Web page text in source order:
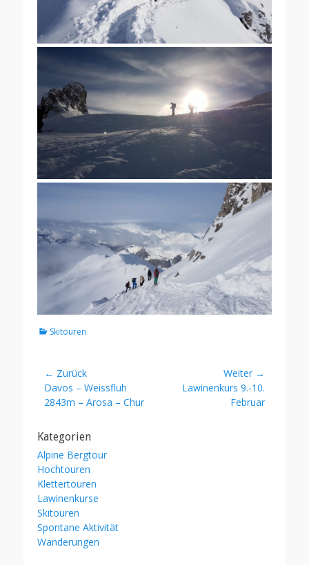
Kategorien
Skitouren
Beitragsnavigation
← Zurück
Vorheriger
Beitrag:
Davos – Weissfluh
2843m – Arosa – Chur
Weiter →
NächsterLawinenkurs 9.-10.
Februar
Kategorien
Alpine Bergtour
Hochtouren
Klettertouren
Lawinenkurse
Skitouren
Spontane Aktivität
Wanderungen